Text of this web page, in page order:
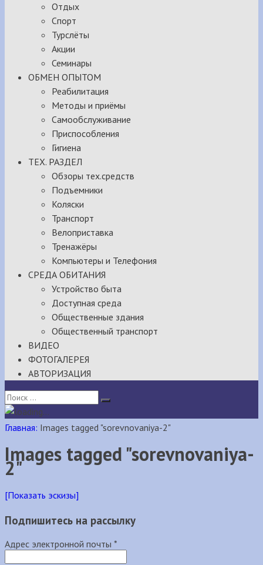
Отдых
Спорт
Турслёты
Акции
Семинары
ОБМЕН ОПЫТОМ
Реабилитация
Методы и приёмы
Самообслуживание
Приспособления
Гигиена
ТЕХ. РАЗДЕЛ
Обзоры тех.средств
Подъемники
Коляски
Транспорт
Велоприставка
Тренажёры
Компьютеры и Телефония
СРЕДА ОБИТАНИЯ
Устройство быта
Доступная среда
Общественные здания
Общественный транспорт
ВИДЕО
ФОТОГАЛЕРЕЯ
АВТОРИЗАЦИЯ
Главная: Images tagged "sorevnovaniya-2"
Images tagged "sorevnovaniya-
2"
[Показать эскизы]
Подпишитесь на рассылку
Адрес электронной почты *